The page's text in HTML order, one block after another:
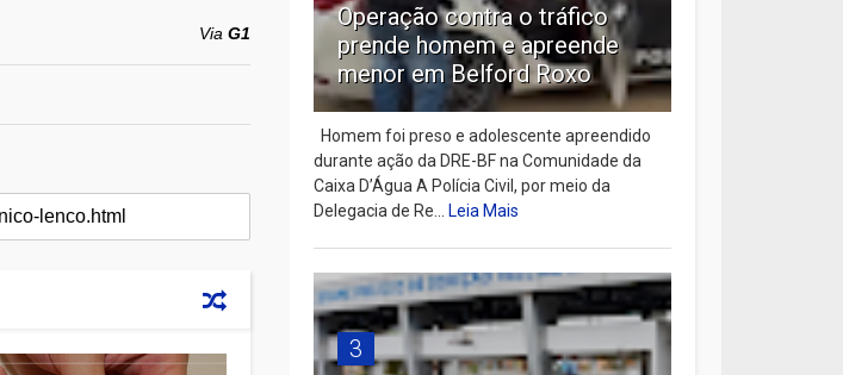
ViaG1
Operação contra o tráfico
prende homem e apreende
menor em Belford Roxo
Homem foi preso e adolescente apreendido
durante ação da DRE-BF na Comunidade da
Caixa D’Água A Polícia Civil, por meio da
Delegacia de Re...Leia Mais
3